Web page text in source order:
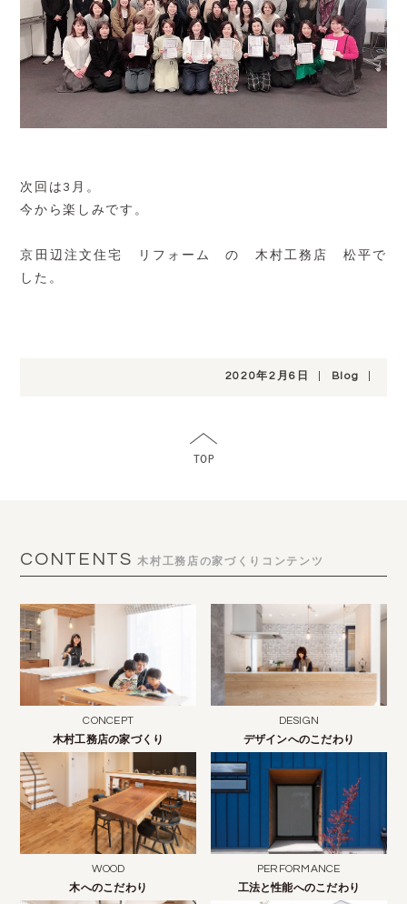
次回は3月。
今から楽しみです。
京田辺注文住宅 リフォーム の 木村工務店 松平で
した。
2020年2月6日 Blog
CONTENTS 木村工務店の家づくりコンテンツ
CONCEPT
木村工務店の家づくり
DESIGN
デザインへのこだわり
WOOD
木へのこだわり
PERFORMANCE
工法と性能へのこだわり